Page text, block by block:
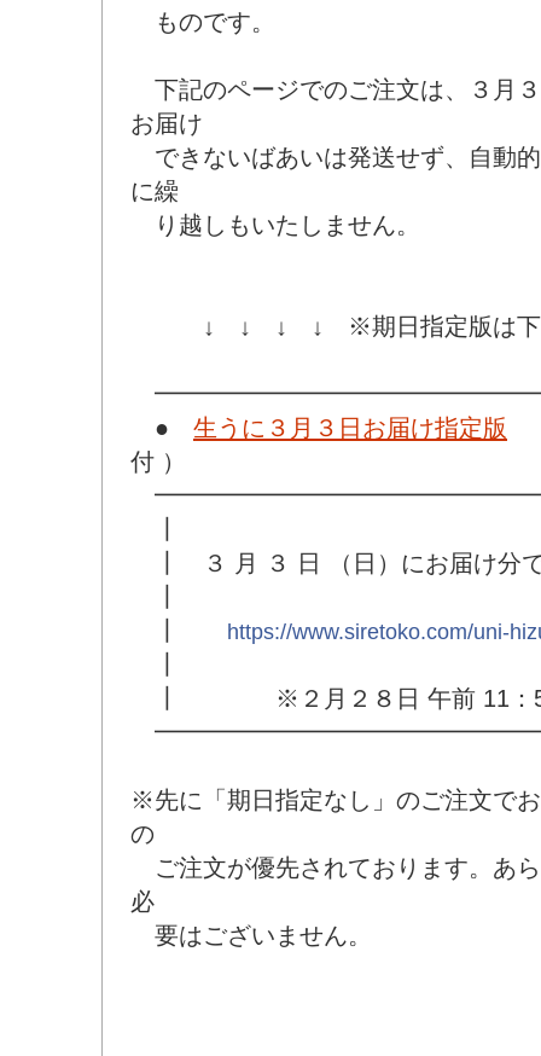
ものです。
下記のページでのご注文は、３月
お届け
できないばあいは発送せず、 自動
に繰
り越しもいたしません。
↓ ↓ ↓ ↓ ※期日指定版は下記
● 生うに３月３日お届け指定版
付 ）
┃ ３ 月 ３ 日 （日）にお届け分
https://www.siretoko.com/uni-
┃ ※２月２８日 午前 11：59
※先に「期日指定なし」のご注文で
の
ご注文が優先されております。あ
必
要はございません。